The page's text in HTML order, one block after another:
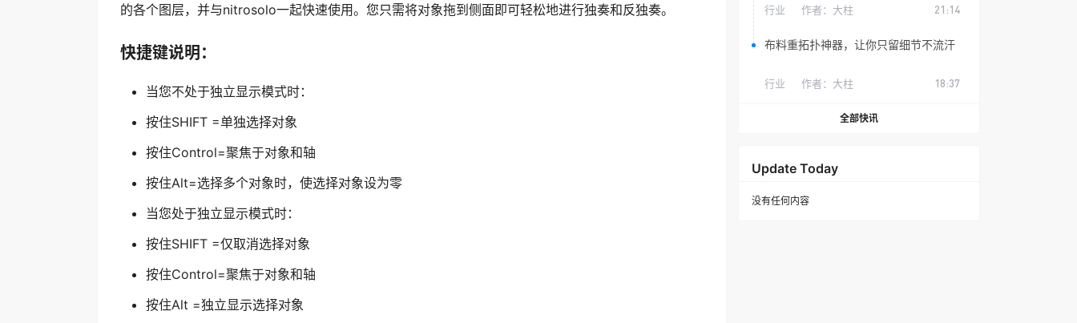
的各个图层，并与nitrosolo一起快速使用。您只需将对象拖到侧面即可轻松地进行独奏和反独奏。
快捷键说明：
当您不处于独立显示模式时：
按住SHIFT =单独选择对象
按住Control=聚焦于对象和轴
按住Alt=选择多个对象时，使选择对象设为零
当您处于独立显示模式时：
按住SHIFT =仅取消选择对象
按住Control=聚焦于对象和轴
按住Alt =独立显示选择对象
行业 作者： 大柱 21:14
布料重拓扑神器，让你只留细节不流汗
行业 作者： 大柱 18:37
全部快讯
Update Today
没有任何内容